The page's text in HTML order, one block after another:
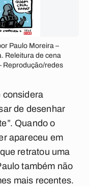
Paulo Moreira –
Releitura de cena
Reprodução/redes
considera
de desenhar
Quando o
apareceu em
retratou uma
também não
mais recentes.